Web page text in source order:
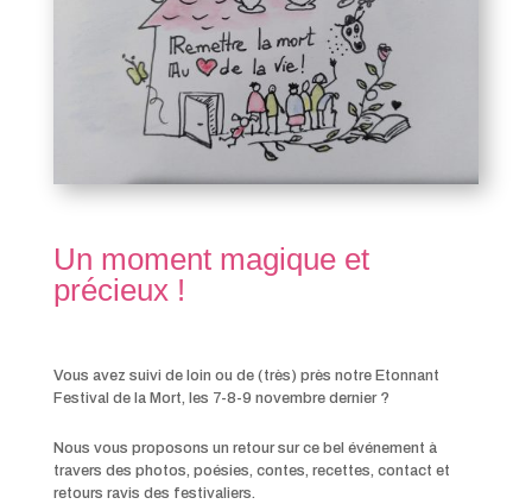
Un moment magique et
précieux !
Vous avez suivi de loin ou de (très) près notre Etonnant
Festival de la Mort, les 7-8-9 novembre dernier ?
Nous vous proposons un retour sur ce bel événement à
travers des photos, poésies, contes, recettes, contact et
retours ravis des festivaliers.